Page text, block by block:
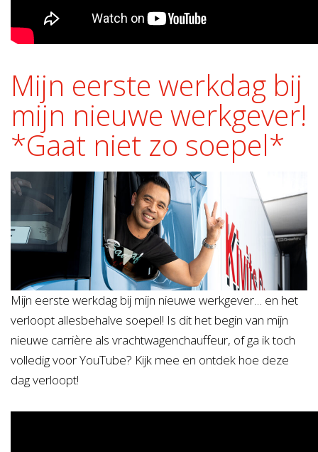
Mijn eerste werkdag bij
mijn nieuwe werkgever!
*Gaat niet zo soepel*
Mijn eerste werkdag bij mijn nieuwe werkgever… en het
verloopt allesbehalve soepel! Is dit het begin van mijn
nieuwe carrière als vrachtwagenchauffeur, of ga ik toch
volledig voor YouTube? Kijk mee en ontdek hoe deze
dag verloopt!